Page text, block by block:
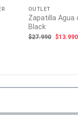
OUTLET
Zapatilla Agua
Black
$27.990
El
$13.990